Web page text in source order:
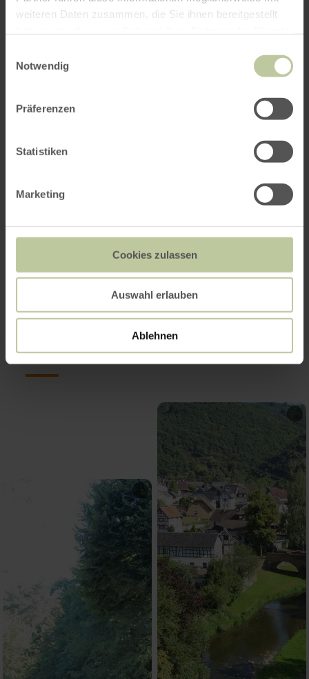
weiteren Daten zusammen, die Sie ihnen bereitgestellt
Notwendig
Präferenzen
Statistiken
Marketing
Cookies zulassen
Auswahl erlauben
Ablehnen
Impressionen